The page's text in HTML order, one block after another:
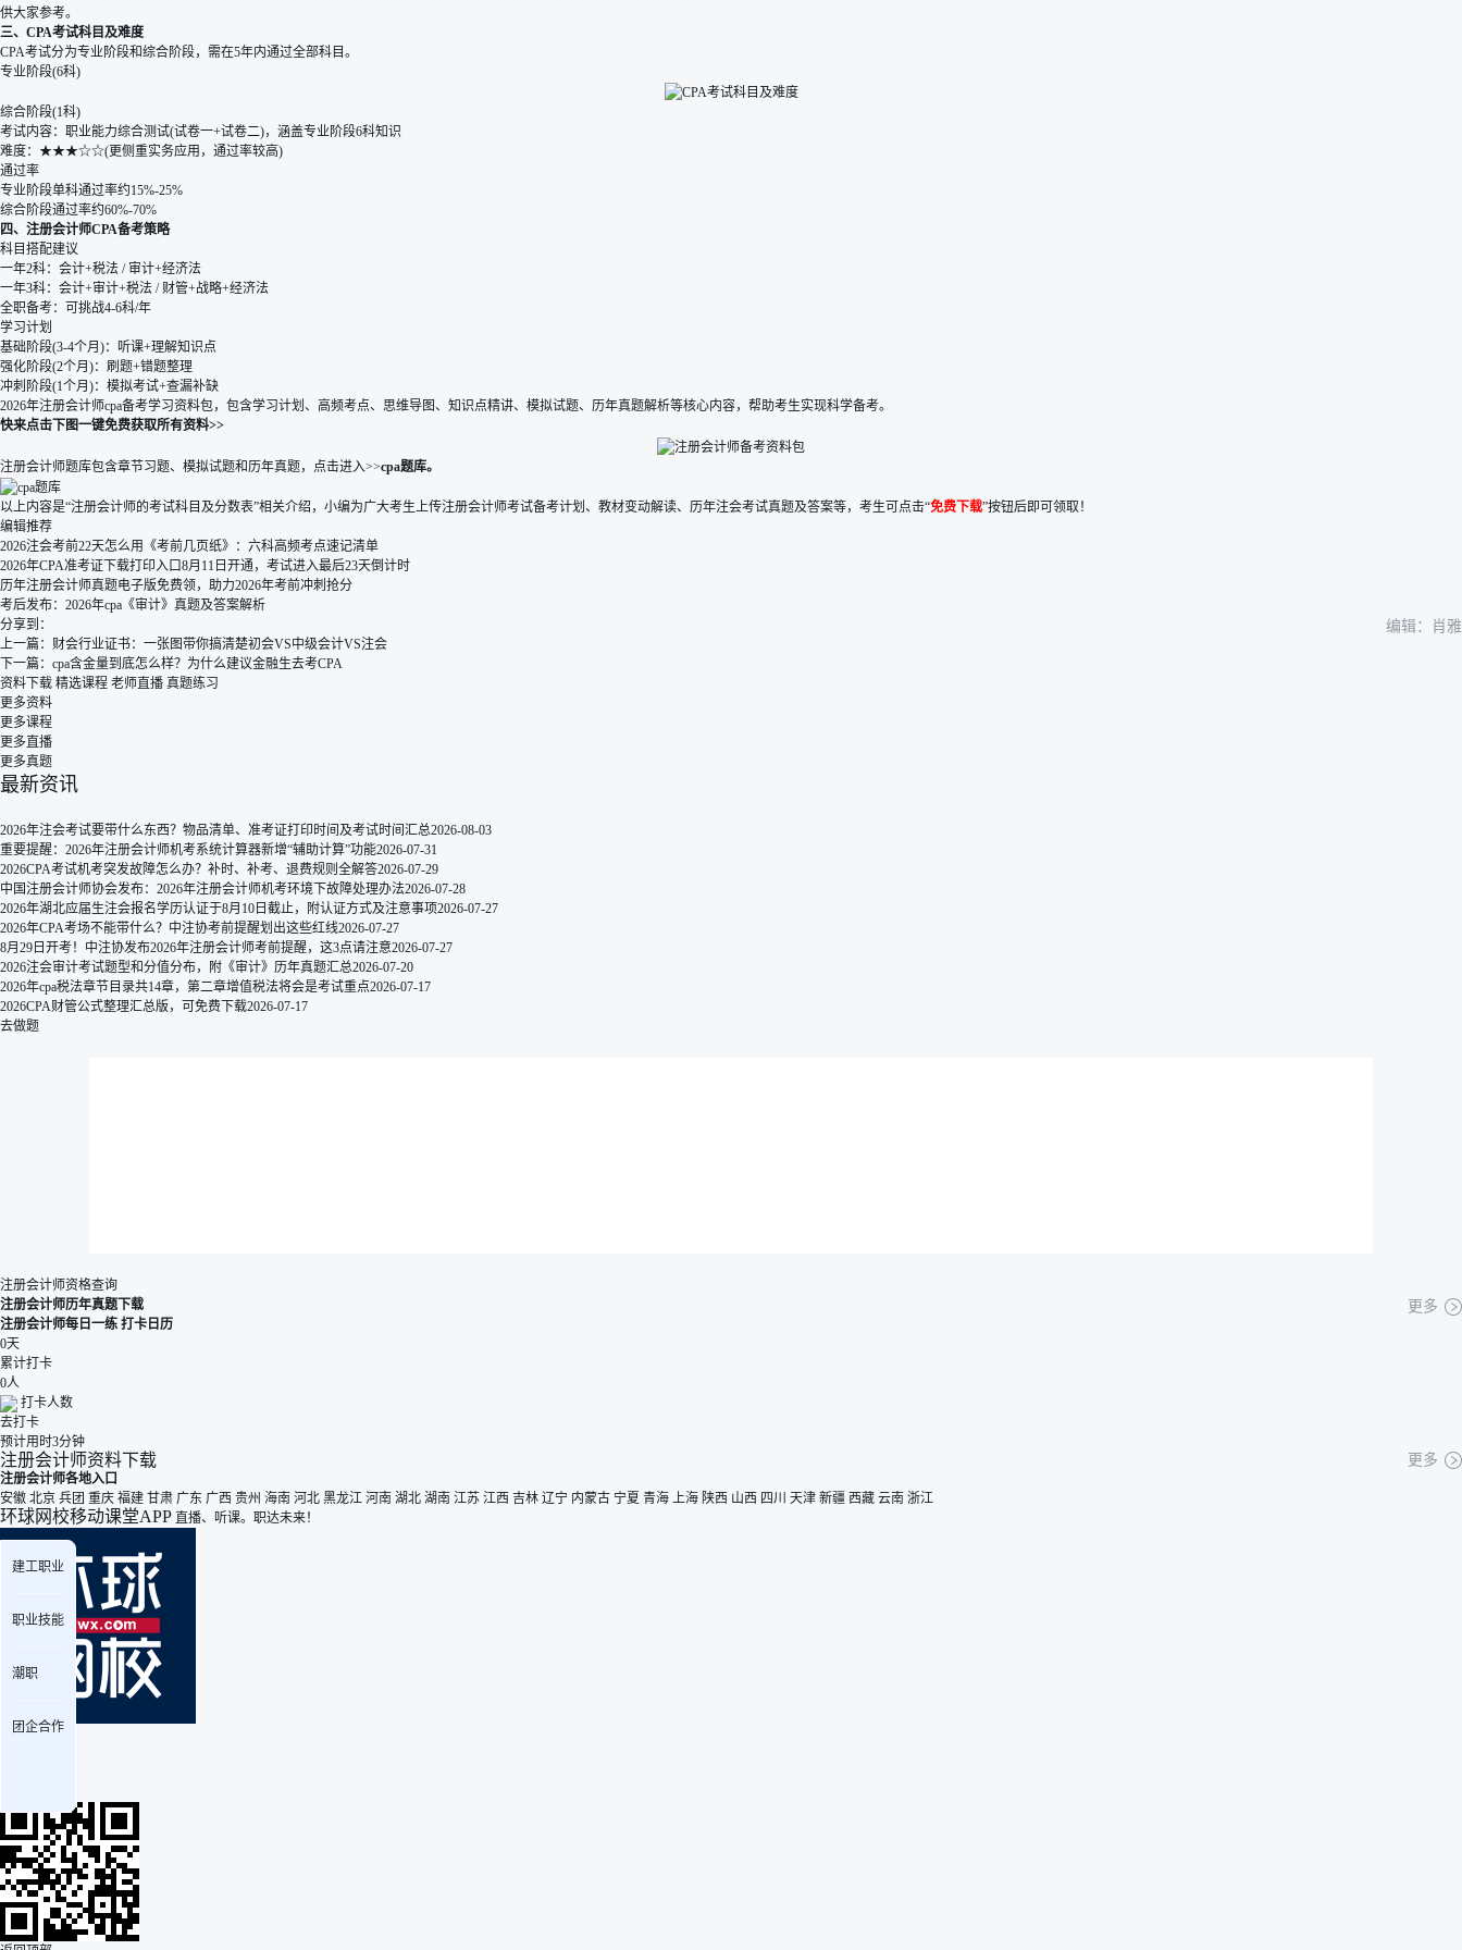
供大家参考。
三、CPA考试科目及难度
CPA考试分为专业阶段和综合阶段，需在5年内通过全部科目。
专业阶段(6科)
综合阶段(1科)
考试内容：职业能力综合测试(试卷一+试卷二)，涵盖专业阶段6科知识
难度：★★★☆☆(更侧重实务应用，通过率较高)
通过率
专业阶段单科通过率约15%-25%
综合阶段通过率约60%-70%
四、注册会计师CPA备考策略
科目搭配建议
一年2科：会计+税法 / 审计+经济法
一年3科：会计+审计+税法 / 财管+战略+经济法
全职备考：可挑战4-6科/年
学习计划
基础阶段(3-4个月)：听课+理解知识点
强化阶段(2个月)：刷题+错题整理
冲刺阶段(1个月)：模拟考试+查漏补缺
2026年注册会计师cpa备考学习资料包，包含学习计划、高频考点、思维导图、知识点精讲、模拟试题、历年真题解析等核心内容，帮助考生实现科学备考。
快来点击下图一键免费获取所有资料>>
注册会计师题库包含章节习题、模拟试题和历年真题， 点击进入>>cpa题库。
以上内容是“注册会计师的考试科目及分数表”相关介绍，小编为广大考生上传注册会计师考试备考计划、教材变动解读、历年注会考试真题及答案等，考生可点击“免费下载”按钮后即可领取！
编辑推荐
2026注会考前22天怎么用《考前几页纸》：六科高频考点速记清单
2026年CPA准考证下载打印入口8月11日开通，考试进入最后23天倒计时
历年注册会计师真题电子版免费领，助力2026年考前冲刺抢分
考后发布：2026年cpa《审计》真题及答案解析
分享到：
编辑：肖雅
上一篇： 财会行业证书：一张图带你搞清楚初会VS中级会计VS注会
下一篇： cpa含金量到底怎么样？为什么建议金融生去考CPA
资料下载 精选课程 老师直播 真题练习
更多资料
更多课程
更多直播
更多真题
最新资讯
2026年注会考试要带什么东西？物品清单、准考证打印时间及考试时间汇总2026-08-03
重要提醒：2026年注册会计师机考系统计算器新增“辅助计算”功能2026-07-31
2026CPA考试机考突发故障怎么办？补时、补考、退费规则全解答2026-07-29
中国注册会计师协会发布：2026年注册会计师机考环境下故障处理办法2026-07-28
2026年湖北应届生注会报名学历认证于8月10日截止，附认证方式及注意事项2026-07-27
2026年CPA考场不能带什么？中注协考前提醒划出这些红线2026-07-27
8月29日开考！中注协发布2026年注册会计师考前提醒，这3点请注意2026-07-27
2026注会审计考试题型和分值分布，附《审计》历年真题汇总2026-07-20
2026年cpa税法章节目录共14章，第二章增值税法将会是考试重点2026-07-17
2026CPA财管公式整理汇总版，可免费下载2026-07-17
去做题
注册会计师资格查询
注册会计师历年真题下载
更多
注册会计师每日一练 打卡日历
0天
累计打卡
0人
打卡人数
去打卡
预计用时3分钟
注册会计师资料下载 更多
注册会计师各地入口
安徽 北京 兵团 重庆 福建 甘肃 广东 广西 贵州 海南 河北 黑龙江 河南 湖北 湖南 江苏 江西 吉林 辽宁 内蒙古 宁夏 青海 上海 陕西 山西 四川 天津 新疆 西藏 云南 浙江
环球网校移动课堂APP 直播、听课。职达未来！
安卓版
建工职业
职业技能
潮职
团企合作